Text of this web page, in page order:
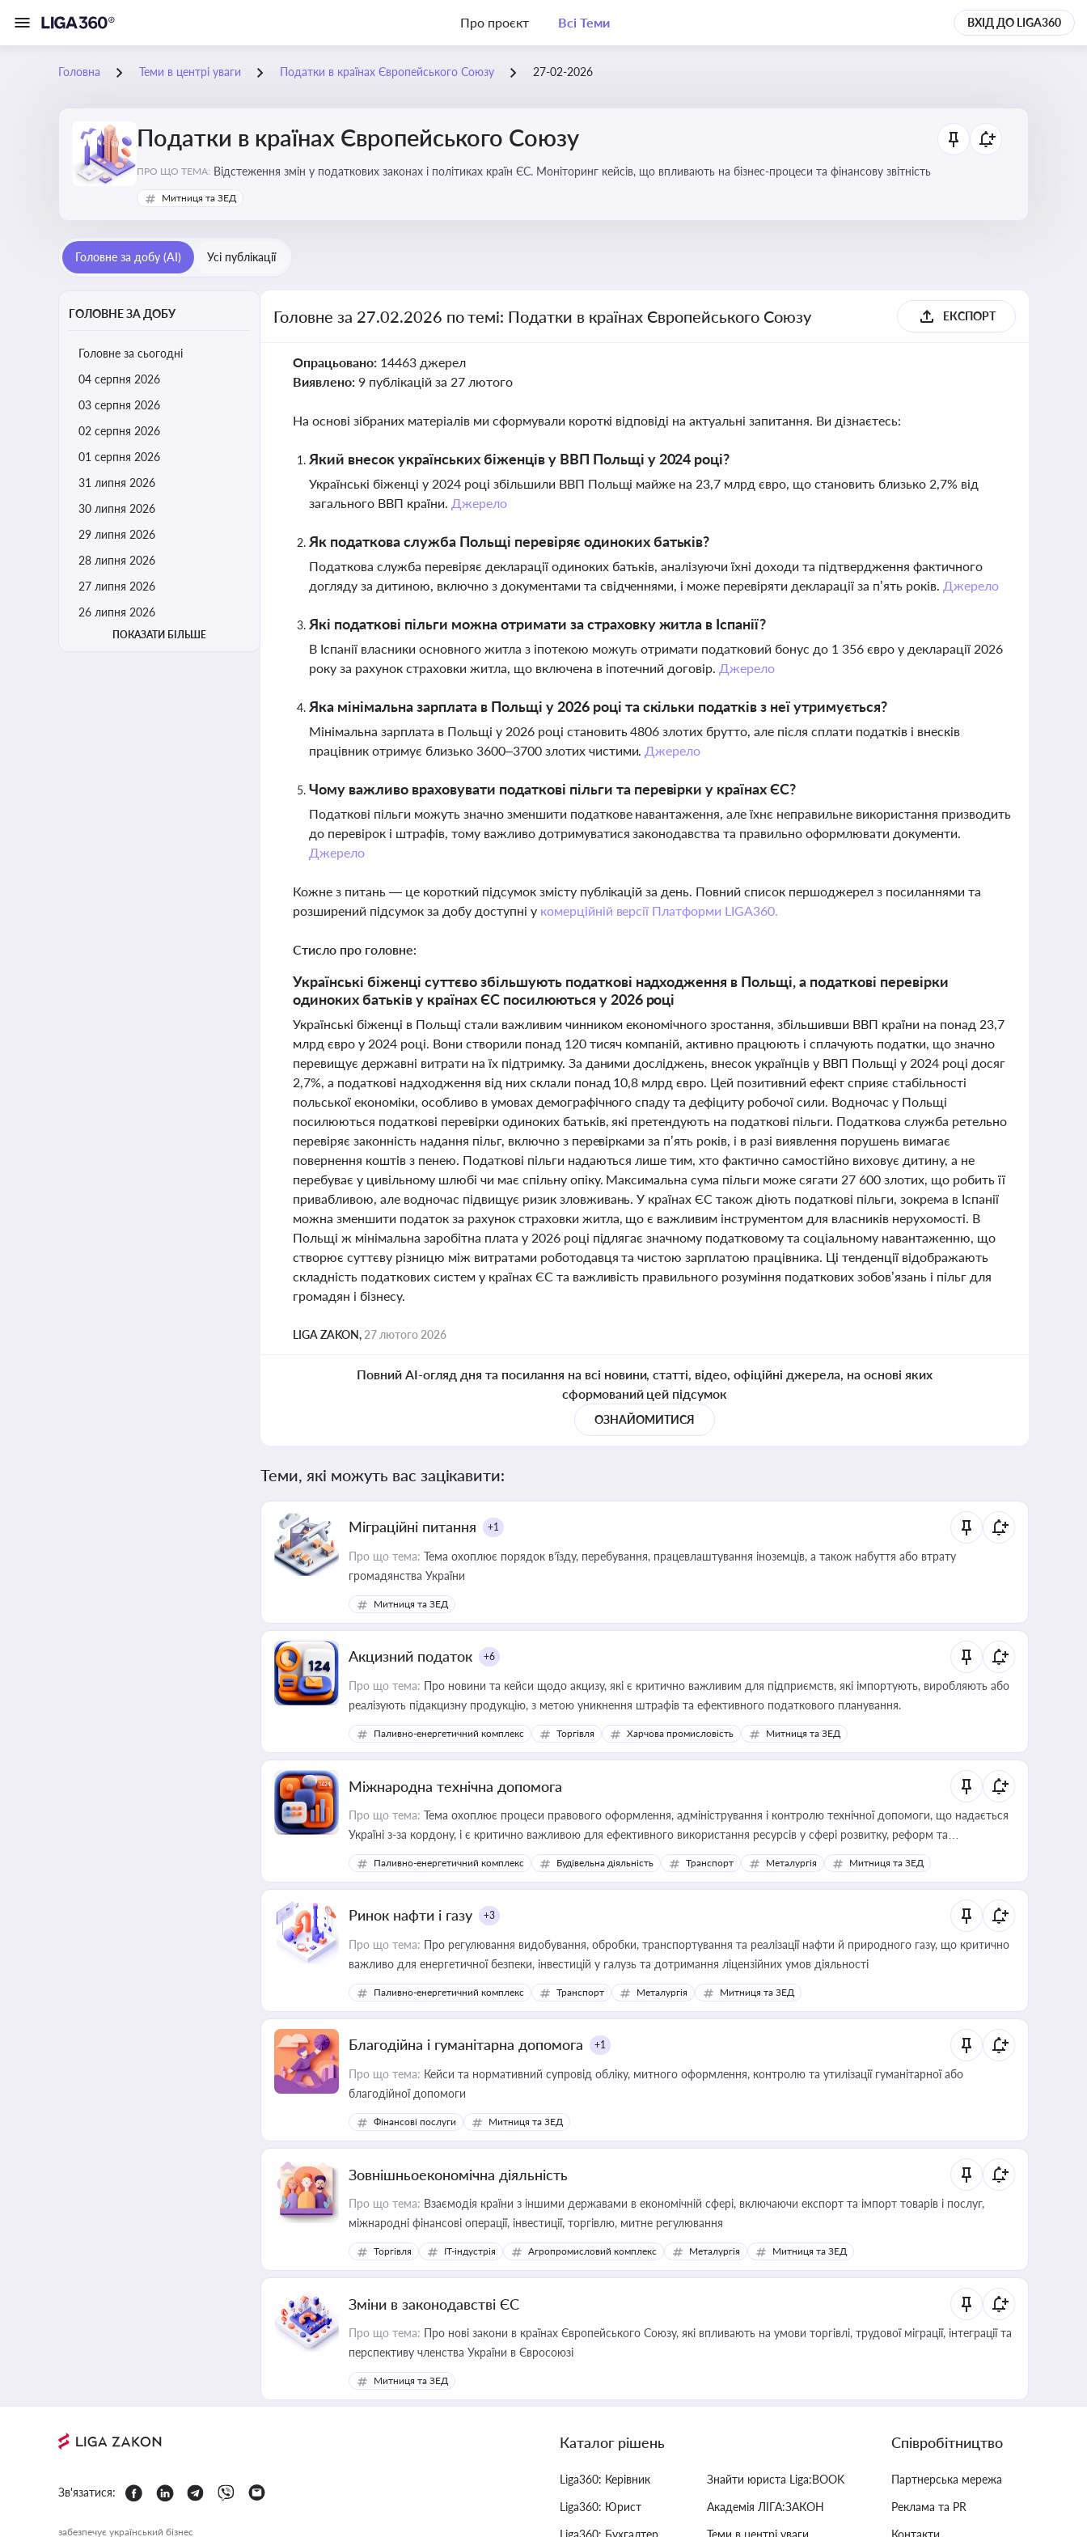
Про проєкт Всі Теми ВХІД ДО LIGA360
Головна Теми в центрі уваги Податки в країнах Європейського Союзу 27-02-2026
Податки в країнах Європейського Союзу
ПРО ЩО ТЕМА: Відстеження змін у податкових законах і політиках країн ЄС. Моніторинг кейсів, що впливають на бізнес-процеси та фінансову звітність
Митниця та ЗЕД
Головне за добу (AI) Усі публікації
ГОЛОВНЕ ЗА ДОБУ
Головне за сьогодні
04 серпня 2026
03 серпня 2026
02 серпня 2026
01 серпня 2026
31 липня 2026
30 липня 2026
29 липня 2026
28 липня 2026
27 липня 2026
26 липня 2026
ПОКАЗАТИ БІЛЬШЕ
Головне за 27.02.2026 по темі: Податки в країнах Європейського Союзу ЕКСПОРТ
Опрацьовано: 14463 джерел
Виявлено: 9 публікацій за 27 лютого
На основі зібраних матеріалів ми сформували короткі відповіді на актуальні запитання. Ви дізнаєтесь:
Який внесок українських біженців у ВВП Польщі у 2024 році?
Українські біженці у 2024 році збільшили ВВП Польщі майже на 23,7 млрд євро, що становить близько 2,7% від
загального ВВП країни. Джерело
Як податкова служба Польщі перевіряє одиноких батьків?
Податкова служба перевіряє декларації одиноких батьків, аналізуючи їхні доходи та підтвердження фактичного
догляду за дитиною, включно з документами та свідченнями, і може перевіряти декларації за п’ять років. Джерело
Які податкові пільги можна отримати за страховку житла в Іспанії?
В Іспанії власники основного житла з іпотекою можуть отримати податковий бонус до 1 356 євро у декларації 2026
року за рахунок страховки житла, що включена в іпотечний договір. Джерело
Яка мінімальна зарплата в Польщі у 2026 році та скільки податків з неї утримується?
Мінімальна зарплата в Польщі у 2026 році становить 4806 злотих брутто, але після сплати податків і внесків
працівник отримує близько 3600–3700 злотих чистими. Джерело
Чому важливо враховувати податкові пільги та перевірки у країнах ЄС?
Податкові пільги можуть значно зменшити податкове навантаження, але їхнє неправильне використання призводить
до перевірок і штрафів, тому важливо дотримуватися законодавства та правильно оформлювати документи.
Джерело
Кожне з питань — це короткий підсумок змісту публікацій за день. Повний список першоджерел з посиланнями та
розширений підсумок за добу доступні у комерційній версії Платформи LIGA360.
Стисло про головне:
Українські біженці суттєво збільшують податкові надходження в Польщі, а податкові перевірки
одиноких батьків у країнах ЄС посилюються у 2026 році
Українські біженці в Польщі стали важливим чинником економічного зростання, збільшивши ВВП країни на понад 23,7
млрд євро у 2024 році. Вони створили понад 120 тисяч компаній, активно працюють і сплачують податки, що значно
перевищує державні витрати на їх підтримку. За даними досліджень, внесок українців у ВВП Польщі у 2024 році досяг
2,7%, а податкові надходження від них склали понад 10,8 млрд євро. Цей позитивний ефект сприяє стабільності
польської економіки, особливо в умовах демографічного спаду та дефіциту робочої сили. Водночас у Польщі
посилюються податкові перевірки одиноких батьків, які претендують на податкові пільги. Податкова служба ретельно
перевіряє законність надання пільг, включно з перевірками за п’ять років, і в разі виявлення порушень вимагає
повернення коштів з пенею. Податкові пільги надаються лише тим, хто фактично самостійно виховує дитину, а не
перебуває у цивільному шлюбі чи має спільну опіку. Максимальна сума пільги може сягати 27 600 злотих, що робить її
привабливою, але водночас підвищує ризик зловживань. У країнах ЄС також діють податкові пільги, зокрема в Іспанії
можна зменшити податок за рахунок страховки житла, що є важливим інструментом для власників нерухомості. В
Польщі ж мінімальна заробітна плата у 2026 році підлягає значному податковому та соціальному навантаженню, що
створює суттєву різницю між витратами роботодавця та чистою зарплатою працівника. Ці тенденції відображають
складність податкових систем у країнах ЄС та важливість правильного розуміння податкових зобов’язань і пільг для
громадян і бізнесу.
LIGA ZAKON, 27 лютого 2026
Повний AI-огляд дня та посилання на всі новини, статті, відео, офіційні джерела, на основі яких
сформований цей підсумок
ОЗНАЙОМИТИСЯ
Теми, які можуть вас зацікавити:
Міграційні питання +1
Про що тема: Тема охоплює порядок в’їзду, перебування, працевлаштування іноземців, а також набуття або втрату
громадянства України
Митниця та ЗЕД
Акцизний податок +6
Про що тема: Про новини та кейси щодо акцизу, які є критично важливим для підприємств, які імпортують, виробляють або
реалізують підакцизну продукцію, з метою уникнення штрафів та ефективного податкового планування.
Паливно-енергетичний комплекс Торгівля Харчова промисловість Митниця та ЗЕД
Міжнародна технічна допомога
Про що тема: Тема охоплює процеси правового оформлення, адміністрування і контролю технічної допомоги, що надається
Україні з-за кордону, і є критично важливою для ефективного використання ресурсів у сфері розвитку, реформ та
інфраструктурних проєктів
Паливно-енергетичний комплекс Будівельна діяльність Транспорт Металургія Митниця та ЗЕД
Ринок нафти і газу +3
Про що тема: Про регулювання видобування, обробки, транспортування та реалізації нафти й природного газу, що критично
важливо для енергетичної безпеки, інвестицій у галузь та дотримання ліцензійних умов діяльності
Паливно-енергетичний комплекс Транспорт Металургія Митниця та ЗЕД
Благодійна і гуманітарна допомога +1
Про що тема: Кейси та нормативний супровід обліку, митного оформлення, контролю та утилізації гуманітарної або
благодійної допомоги
Фінансові послуги Митниця та ЗЕД
Зовнішньоекономічна діяльність
Про що тема: Взаємодія країни з іншими державами в економічній сфері, включаючи експорт та імпорт товарів і послуг,
міжнародні фінансові операції, інвестиції, торгівлю, митне регулювання
Торгівля IT-індустрія Агропромисловий комплекс Металургія Митниця та ЗЕД
Зміни в законодавстві ЄС
Про що тема: Про нові закони в країнах Європейського Союзу, які впливають на умови торгівлі, трудової міграції, інтеграції та
перспективу членства України в Євросоюзі
Митниця та ЗЕД
Зв'язатися:
забезпечує український бізнес
Каталог рішень
Liga360: Керівник
Liga360: Юрист
Liga360: Бухгалтер
Знайти юриста Liga:BOOK
Академія ЛІГА:ЗАКОН
Теми в центрі уваги
Співробітництво
Партнерська мережа
Реклама та PR
Контакти